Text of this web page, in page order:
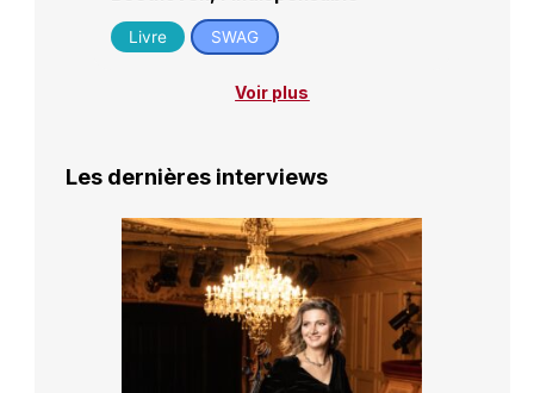
Livre SWAG
Voir plus
Les dernières interviews